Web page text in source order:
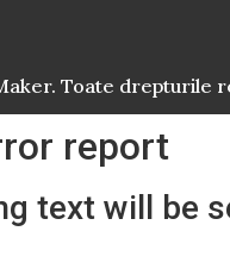
Toate drepturile
report
text will be